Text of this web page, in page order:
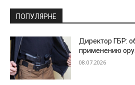
ПОПУЛЯРНЕ
Директор ГБР:
применению
08.07.2026